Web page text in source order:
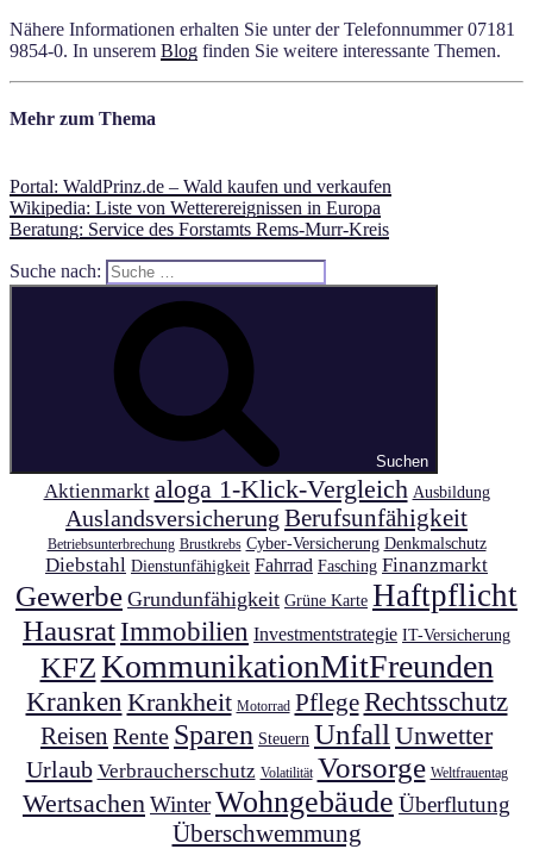
Nähere Informationen erhalten Sie unter der Telefonnummer 07181
9854-0. In unserem Blog finden Sie weitere interessante Themen.
Mehr zum Thema
Portal: WaldPrinz.de – Wald kaufen und verkaufen
Wikipedia: Liste von Wetterereignissen in Europa
Beratung: Service des Forstamts Rems-Murr-Kreis
Suche nach:
Suchen
Aktienmarkt aloga 1-Klick-Vergleich Ausbildung
Auslandsversicherung Berufsunfähigkeit
Betriebsunterbrechung Brustkrebs Cyber-Versicherung Denkmalschutz
Diebstahl Dienstunfähigkeit Fahrrad Fasching Finanzmarkt
Gewerbe Grundunfähigkeit Grüne Karte Haftpflicht
HausratImmobilien Investmentstrategie IT-Versicherung
KFZKommunikationMitFreunden
Kranken Krankheit Motorrad Pflege Rechtsschutz
Reisen Rente Sparen Steuern Unfall Unwetter
Urlaub Verbraucherschutz Volatilität Vorsorge Weltfrauentag
WertsachenWinterWohngebäude Überflutung
Überschwemmung